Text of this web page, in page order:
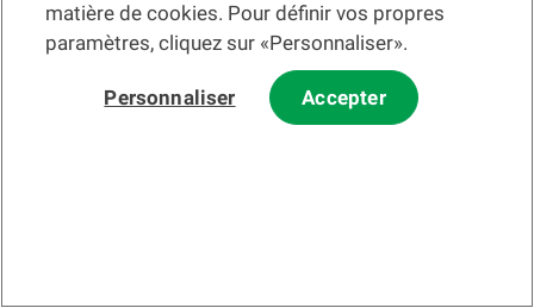
Veuillez préalablement prendre connaissance desconditions
d'utilisation du Siteet ducourrier électronique
Les informations et/ou documents en lien avec des instruments ou
services financiers au sens de la LSFin qui sont présentés sur ce site
Internet constituent en principe un support publicitaire selon ladite loi.
© 2002-2026 Banque Cantonale Vaudoise, tous droits réservés.
matière de cookies. Pour définir vos propres
paramètres, cliquez sur «Personnaliser».
Personnaliser Accepter